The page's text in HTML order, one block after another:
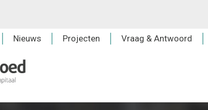
Nieuws Projecten Vraag & Antwoord